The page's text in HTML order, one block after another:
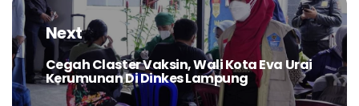
Next
Next
post:
Cegah Claster Vaksin, Wali Kota Eva Urai
Kerumunan Di Dinkes Lampung